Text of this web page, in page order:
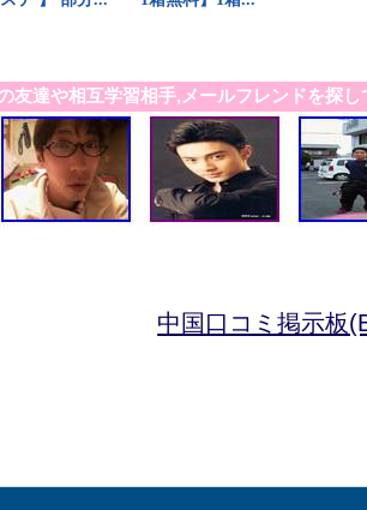
友達や相互学習相手,メールフレンドを探し
中国口コミ掲示板